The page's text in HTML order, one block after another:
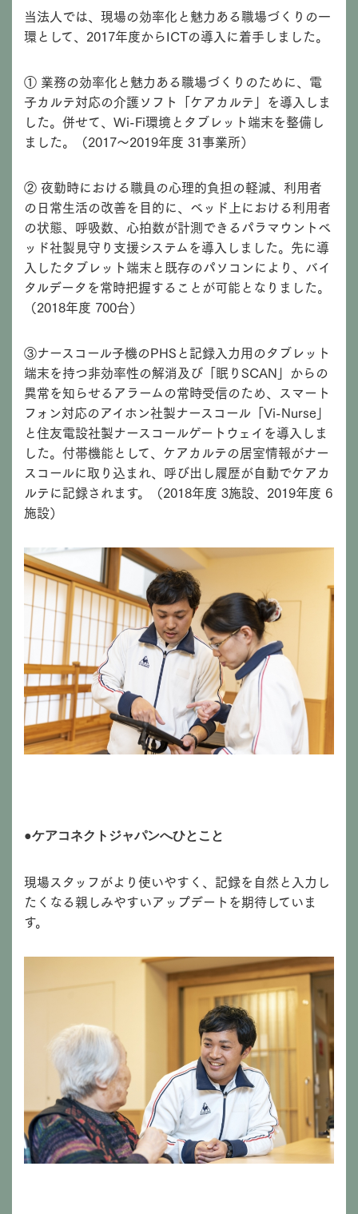
当法人では、現場の効率化と魅力ある職場づくりの一
環として、2017年度からICTの導入に着手しました。
① 業務の効率化と魅力ある職場づくりのために、電
子カルテ対応の介護ソフト「ケアカルテ」を導入しま
した。併せて、Wi-Fi環境とタブレット端末を整備し
ました。（2017～2019年度 31事業所）
② 夜勤時における職員の心理的負担の軽減、利用者
の日常生活の改善を目的に、ベッド上における利用者
の状態、呼吸数、心拍数が計測できるパラマウントベ
ッド社製見守り支援システムを導入しました。先に導
入したタブレット端末と既存のパソコンにより、バイ
タルデータを常時把握することが可能となりました。
（2018年度 700台）
③ナースコール子機のPHSと記録入力用のタブレット
端末を持つ非効率性の解消及び「眠りSCAN」からの
異常を知らせるアラームの常時受信のため、スマート
フォン対応のアイホン社製ナースコール「Vi-Nurse」
と住友電設社製ナースコールゲートウェイを導入しま
した。付帯機能として、ケアカルテの居室情報がナー
スコールに取り込まれ、呼び出し履歴が自動でケアカ
ルテに記録されます。（2018年度 3施設、2019年度 6
施設）
●ケアコネクトジャパンへひとこと
現場スタッフがより使いやすく、記録を自然と入力し
たくなる親しみやすいアップデートを期待していま
す。